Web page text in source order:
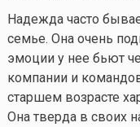
Надежда часто
семье. Она очень
эмоции у нее бьют
компании и
старшем возрасте
Она тверда в своих